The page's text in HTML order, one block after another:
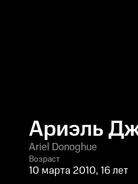
Ариэль
Ariel Donoghue
Возраст
10 марта 2010, 16 лет